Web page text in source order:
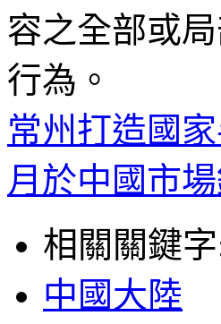
容之全部或
行為。
常州打造國
月於中國市
相關關鍵
中國大陸